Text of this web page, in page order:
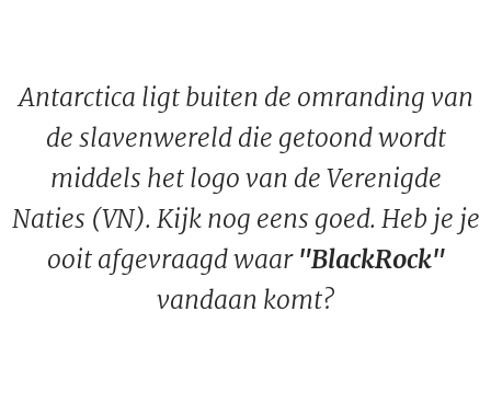
Antarctica ligt buiten de omranding van
de slavenwereld die getoond wordt
middels het logo van de Verenigde
Naties (VN). Kijk nog eens goed. Heb je je
ooit afgevraagd waar "BlackRock"
vandaan komt?